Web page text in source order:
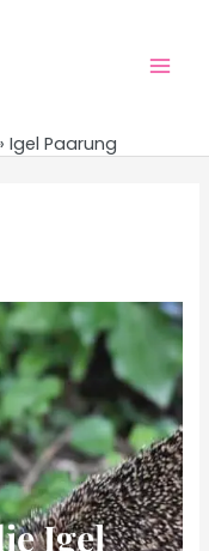
Igel Paarung
Igel